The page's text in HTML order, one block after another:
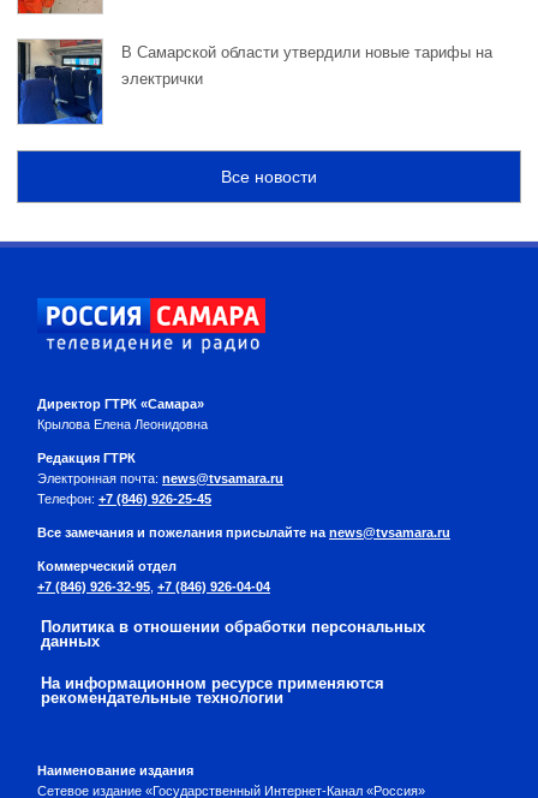
В Самарской области утвердили новые тарифы на
электрички
Все новости
Директор ГТРК «Самара»
Крылова Елена Леонидовна
Редакция ГТРК
Электронная почта: news@tvsamara.ru
Телефон: +7 (846) 926-25-45
Все замечания и пожелания присылайте на news@tvsamara.ru
Коммерческий отдел
+7 (846) 926-32-95 +7 (846) 926-04-04
Политика в отношении обработки персональных
данных
На информационном ресурсе применяются
рекомендательные технологии
Наименование издания
Сетевое издание «Государственный Интернет-Канал «Россия»